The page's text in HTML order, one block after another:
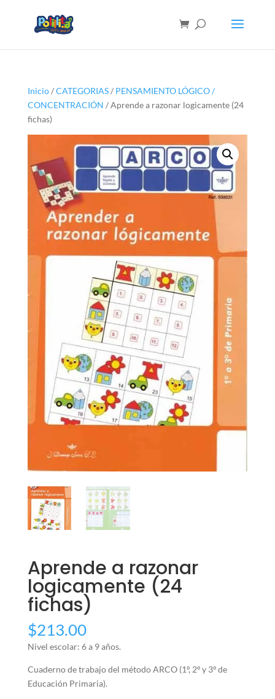
Inicio/CATEGORIAS/ PENSAMIENTO LÓGICO /
CONCENTRACIÓN / Aprende a razonar logicamente (24
fichas)
Aprende a razonar
logicamente (24
fichas)
$213.00
Nivel escolar: 6 a 9 años.
Cuaderno de trabajo del método ARCO (1º, 2º y 3º de
Educación Primaria).